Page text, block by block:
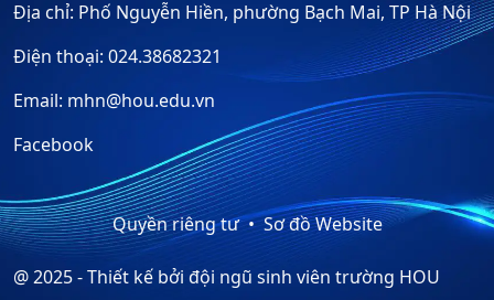
Địa chỉ: Phố Nguyễn Hiền, phường Bạch Mai, TP Hà Nội
Điện thoại: 024.38682321
Email: mhn@hou.edu.vn
Facebook
Quyền riêng tư Sơ đồ Website
@ 2025 - Thiết kế bởi đội ngũ sinh viên trường HOU